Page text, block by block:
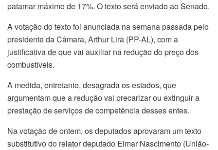
patamar máximo de 17%. O texto será enviado ao Senado.
A votação do texto foi anunciada na semana passada pelo
presidente da Câmara, Arthur Lira (PP-AL), com a
justificativa de que vai auxiliar na redução do preço dos
combustíveis.
A medida, entretanto, desagrada os estados, que
argumentam que a redução vai precarizar ou extinguir a
prestação de serviços de competência desses entes.
Na votação de ontem, os deputados aprovaram um texto
substitutivo do relator deputado Elmar Nascimento (União-